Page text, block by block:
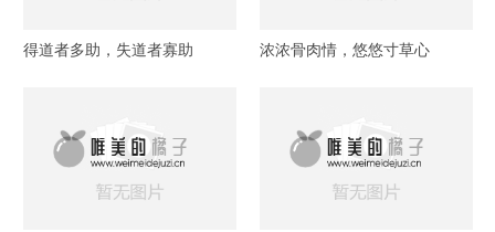
得道者多助，失道者寡助 浓浓骨肉情，悠悠寸草心